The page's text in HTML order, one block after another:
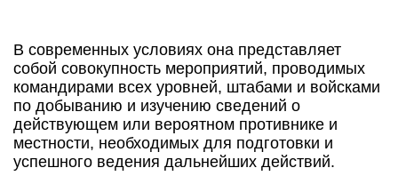
В современных условиях она представляет
собой совокупность мероприятий, проводимых
командирами всех уровней, штабами и войсками
по добыванию и изучению сведений о
действующем или вероятном противнике и
местности, необходимых для подготовки и
успешного ведения дальнейших действий.